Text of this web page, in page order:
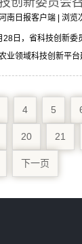
南日报客户端 | 浏
28日，省科技创新委
业领域科技创新平
4 5
20 21
下一页